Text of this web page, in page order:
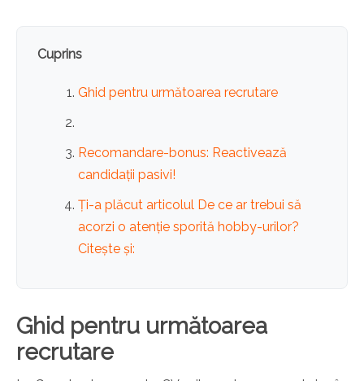
Cuprins
Ghid pentru următoarea recrutare
Recomandare-bonus: Reactivează
candidații pasivi!
Ți-a plăcut articolul De ce ar trebui să
acorzi o atenție sporită hobby-urilor?
Citește și:
Ghid pentru următoarea
recrutare